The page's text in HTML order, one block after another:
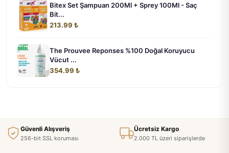
Bitex Set Şampuan 200Ml + Sprey 100Ml - Saç
Bit...
213.99 ₺
The Prouvee Reponses %100 Doğal Koruyucu
Vücut ...
354.99 ₺
Güvenli Alışveriş
256-bit SSL koruması
Ücretsiz Kargo
2.000 TL üzeri siparişlerde